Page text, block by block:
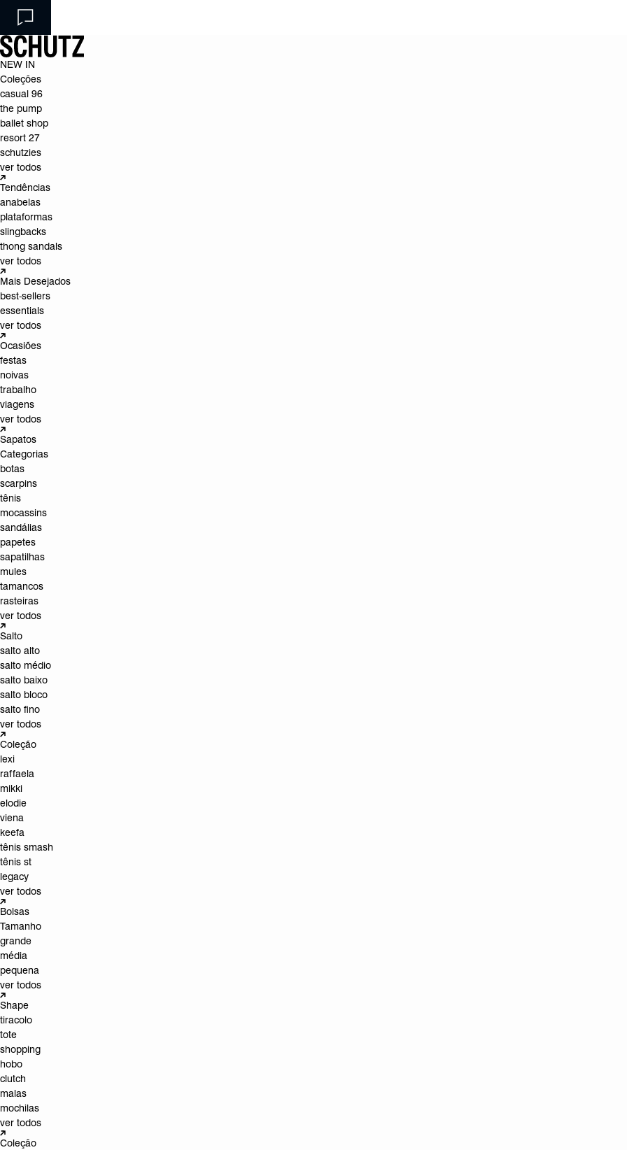
NEW IN
Coleções
casual 96
the pump
ballet shop
resort 27
schutzies
ver todos
Tendências
anabelas
plataformas
slingbacks
thong sandals
ver todos
Mais Desejados
best-sellers
essentials
ver todos
Ocasiões
festas
noivas
trabalho
viagens
ver todos
Sapatos
Categorias
botas
scarpins
tênis
mocassins
sandálias
papetes
sapatilhas
mules
tamancos
rasteiras
ver todos
Salto
salto alto
salto médio
salto baixo
salto bloco
salto fino
ver todos
Coleção
lexi
raffaela
mikki
elodie
viena
keefa
tênis smash
tênis st
legacy
ver todos
Bolsas
Tamanho
grande
média
pequena
ver todos
Shape
tiracolo
tote
shopping
hobo
clutch
malas
mochilas
ver todos
Coleção